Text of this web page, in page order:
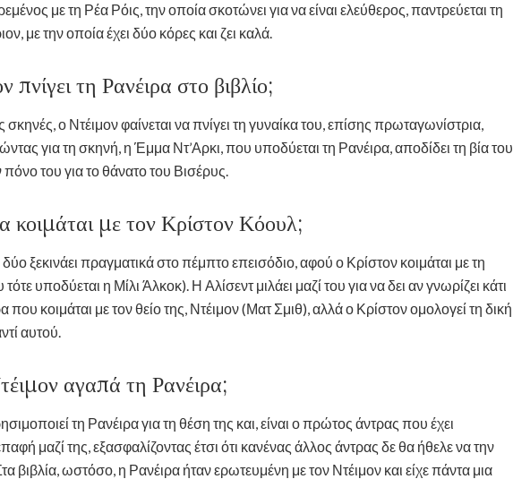
με τη Ρέα Ρόις, την οποία σκοτώνει για να είναι ελεύθερος, παντρεύεται τη
με την οποία έχει δύο κόρες και ζει καλά.
πνίγει τη Ρανέιρα στο βιβλίο;
σκηνές, ο Ντέιμον φαίνεται να πνίγει τη γυναίκα του, επίσης πρωταγωνίστρια,
για τη σκηνή, η Έμμα Ντ’Αρκι, που υποδύεται τη Ρανέιρα, αποδίδει τη βία του
πόνο του για το θάνατο του Βισέρυς.
κοιμάται με τον Κρίστον Κόουλ;
ξεκινάει πραγματικά στο πέμπτο επεισόδιο, αφού ο Κρίστον κοιμάται με τη
υποδύεται η Μίλι Άλκοκ). Η Αλίσεντ μιλάει μαζί του για να δει αν γνωρίζει κάτι
που κοιμάται με τον θείο της, Ντέιμον (Ματ Σμιθ), αλλά ο Κρίστον ομολογεί τη δική
αυτού.
αγαπά τη Ρανέιρα;
τη Ρανέιρα για τη θέση της και, είναι ο πρώτος άντρας που έχει
μαζί της, εξασφαλίζοντας έτσι ότι κανένας άλλος άντρας δε θα ήθελε να την
βιβλία, ωστόσο, η Ρανέιρα ήταν ερωτευμένη με τον Ντέιμον και είχε πάντα μια